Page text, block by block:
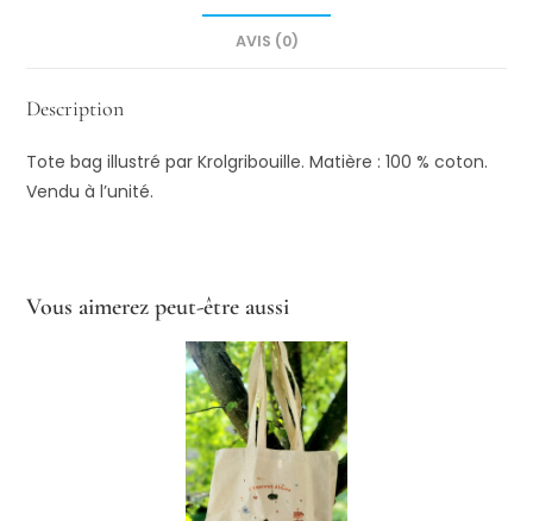
AVIS (0)
Description
Tote bag illustré par Krolgribouille. Matière : 100 % coton.
Vendu à l’unité.
Vous aimerez peut-être aussi